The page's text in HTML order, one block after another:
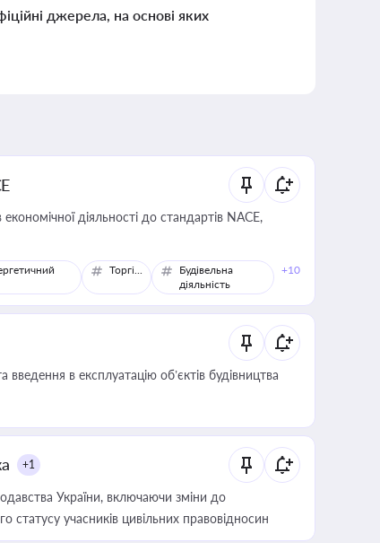
джерела, на основі яких
діяльності до стандартів NACE,
Торгівля
Будівельна
діяльність
+10
в експлуатацію об’єктів будівництва
+1
України, включаючи зміни до
статусу учасників цивільних правовідносин